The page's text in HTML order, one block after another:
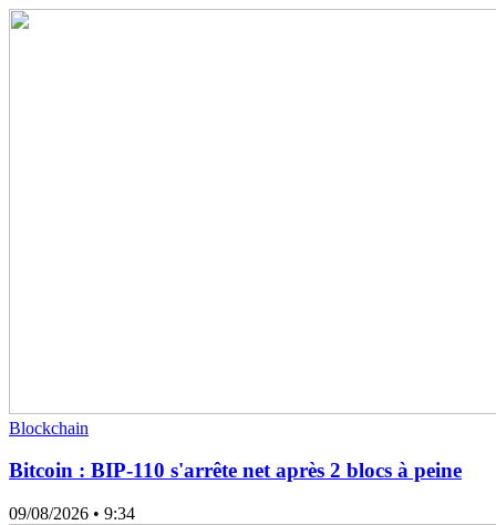
Blockchain
Bitcoin : BIP-110 s'arrête net après 2 blocs à peine
09/08/2026 • 9:34